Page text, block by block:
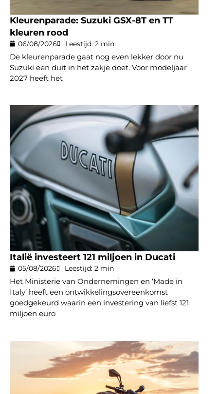
Kleurenparade: Suzuki GSX-8T en TT
kleuren rood
06/08/2026 Leestijd: 2 min
De kleurenparade gaat nog even lekker door nu
Suzuki een duit in het zakje doet. Voor modeljaar
2027 heeft het
Italië investeert 121 miljoen in Ducati
05/08/2026 Leestijd: 2 min
Het Ministerie van Ondernemingen en ‘Made in
Italy’ heeft een ontwikkelingsovereenkomst
goedgekeurd waarin een investering van liefst 121
miljoen euro